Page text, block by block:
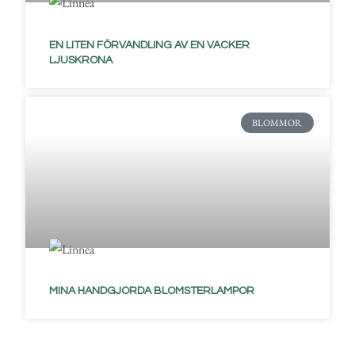
EN LITEN FÖRVANDLING AV EN VACKER
LJUSKRONA
BLOMMOR
MINA HANDGJORDA BLOMSTERLAMPOR